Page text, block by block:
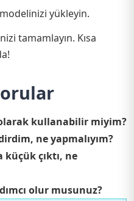
yükleyin.
tamamlayın. Kısa
kullanabilir miyim?
ne yapmalıyım?
çıktı, ne
olur musunuz?